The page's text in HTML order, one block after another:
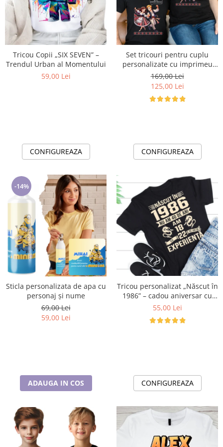
Cadouri pentru Doctori
Cadouri pentru Sfânta Maria
Martisoare
Tricou Copii „SIX SEVEN” –
Trendul Urban al Momentului
59,00 Lei
CONFIGUREAZA
Set tricouri pentru cuplu
personalizate cu imprimeu
traditional Mandruta faina
VD24453
169,00 Lei
125,00 Lei
CONFIGUREAZA
-14%
Sticla personalizata de apa cu
personaj și nume
69,00 Lei
59,00 Lei
ADAUGA IN COS
Tricou personalizat „Născut în
1986” – cadou aniversar cu
mesaj amuzant
55,00 Lei
CONFIGUREAZA